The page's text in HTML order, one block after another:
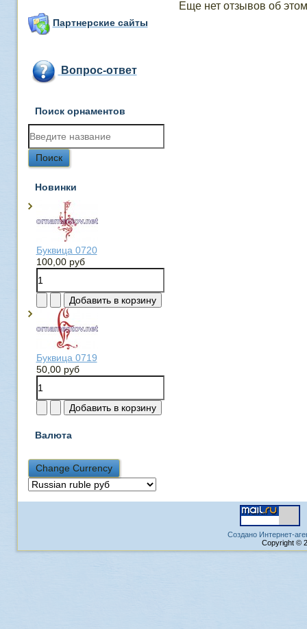
Партнерские сайты
Вопрос-ответ
Поиск орнаментов
Новинки
Буквица 0720
100,00 руб
Буквица 0719
50,00 руб
Валюта
Еще нет отзывов об
Создано Интернет-
Copyright ©